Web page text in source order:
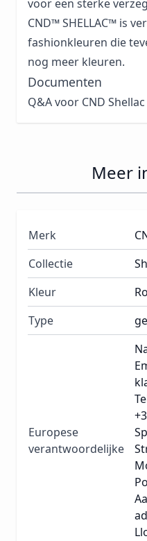
voor een sterke
CND™ SHELLAC™ is
fashionkleuren die
nog meer kleuren.
Documenten
Q&A voor CND Shellac
Meer
Merk
Collectie
Kleur
Type
Europese
verantwoordelijke